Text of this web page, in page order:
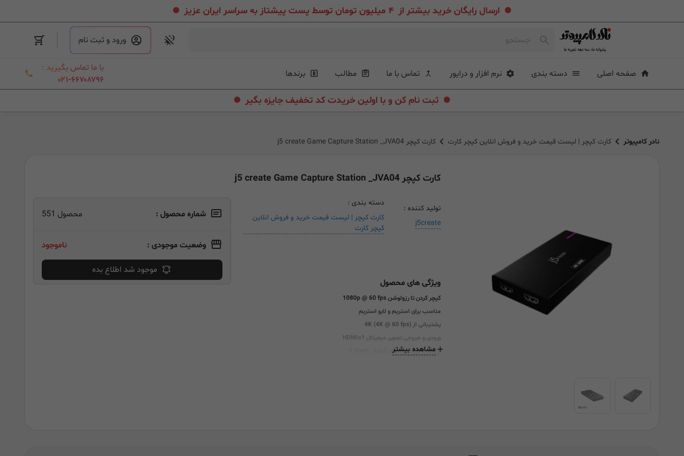
ارسال رایگان خرید بیشتر از ۴ میلیون تومان توسط پست پیشتاز به سراسر ایران عزیز
ورود و ثبت نام
صفحه اصلی دسته بندی نرم افزار و درایور تماس با ما مطالب برندها
با ما تماس بگیرید :
۰۲۱-۶۶۷۰۸۷۹۶
. ثبت نام کن و با اولین خریدت کد تخفیف جایزه بگیر .
نادر کامپیوتر کارت کپچر | لیست قیمت خرید و فروش انلاین کپچر کارت کارت کپچر j5 create Game Capture Station _JVA04
کارت کپچر j5 create Game Capture Station _JVA04
تولید کننده :
j5create
دسته بندی :
کارت کپچر | لیست قیمت خرید و فروش انلاین
کپچر کارت
ویژگی های محصول
کپچر کردن تا رزولوشن 1080p @ 60 fps
مناسب برای استریم و لایو استریم
پشتیبانی از 4K (4K @ 60 fps)
ورودی و خروجی تصویر دیجیتال HDMIx1
ورودی و خروجی صدای آنالوگ 3.5mx1
مشاهده بیشتر
شماره محصول : محصول 551
وضعیت موجودی : ناموجود
موجود شد اطلاع بده